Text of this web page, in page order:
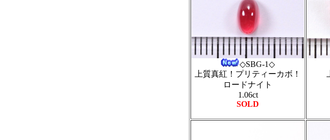
◇SBG-1◇
上質真紅！プリティーカボ！
ロードナイト
1.06ct
SOLD